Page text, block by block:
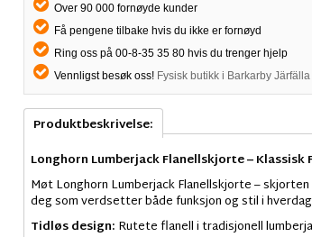
Over 90 000 fornøyde kunder
Få pengene tilbake hvis du ikke er fornøyd
Ring oss på 00-8-35 35 80 hvis du trenger hjelp
Vennligst besøk oss! Fysisk butikk i Barkarby Järfälla
Produktbeskrivelse:
Longhorn Lumberjack Flanellskjorte –
Møt Longhorn Lumberjack Flanellskjorte –
deg som verdsetter både funksjon og stil i
Tidløs design: Rutete flanell i tradisjonell